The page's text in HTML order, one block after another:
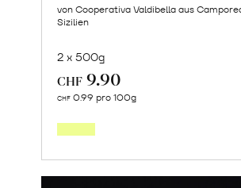
von Cooperativa Valdibella aus
Sizilien
2 x 500g
CHF 9.90
CHF 0.99 pro 100g